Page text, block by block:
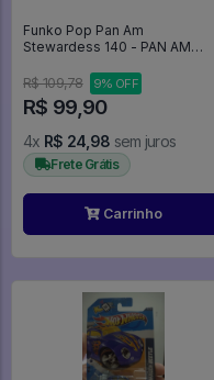
Funko Pop Pan Am
Stewardess 140 - PAN AM
R$ 109,78
9% OFF
R$ 99,90
4x R$ 24,98 sem juros
Frete Grátis
Carrinho